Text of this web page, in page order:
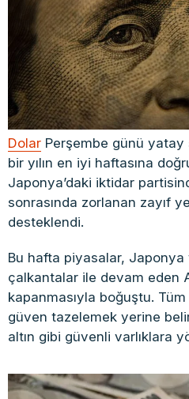
Dolar Perşembe günü
bir yılın en iyi haftasına
Japonya’daki iktidar
sonrasında zorlanan zayıf
desteklendi.
Bu hafta piyasalar, Japonya
çalkantalar ile devam eden
kapanmasıyla boğuştu. Tüm
güven tazelemek yerine
altın gibi güvenli varlıklara